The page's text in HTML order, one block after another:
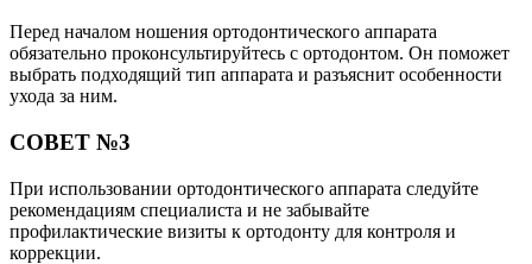
Перед началом ношения ортодонтического аппарата
обязательно проконсультируйтесь с ортодонтом. Он поможет
выбрать подходящий тип аппарата и разъяснит особенности
ухода за ним.
СОВЕТ №3
При использовании ортодонтического аппарата следуйте
рекомендациям специалиста и не забывайте
профилактические визиты к ортодонту для контроля и
коррекции.